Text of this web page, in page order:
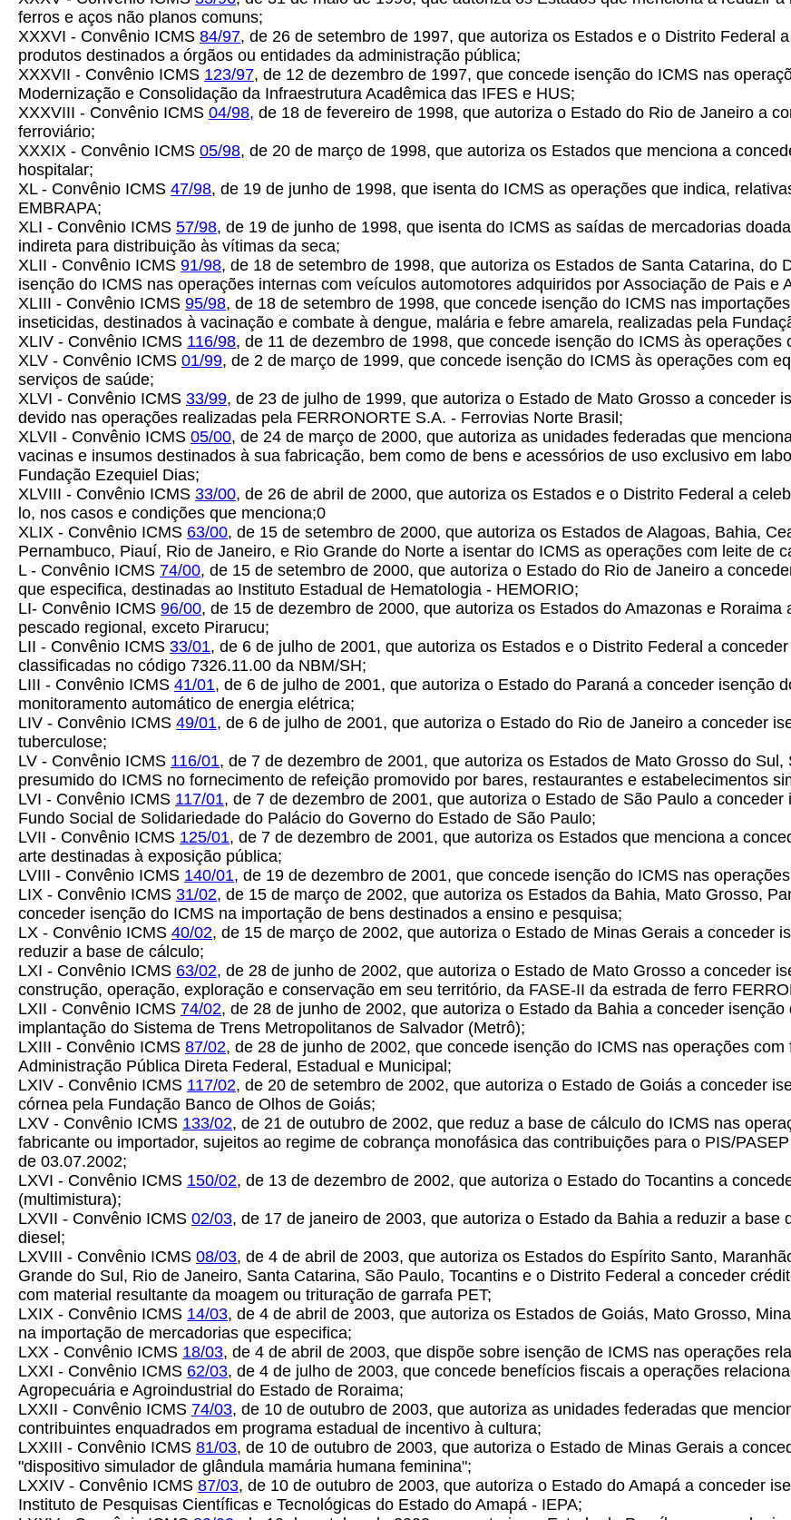
ferros e aços não planos comuns;
XXXVI - Convênio ICMS 84/97, de 26 de setembro de 1997, que autoriza os Estados e o Distrito Federal
produtos destinados a órgãos ou entidades da administração pública;
XXXVII - Convênio ICMS 123/97, de 12 de dezembro de 1997, que concede isenção do ICMS nas
Modernização e Consolidação da Infraestrutura Acadêmica das IFES e HUS;
XXXVIII - Convênio ICMS 04/98, de 18 de fevereiro de 1998, que autoriza o Estado do Rio de Janeiro a
ferroviário;
XXXIX - Convênio ICMS 05/98, de 20 de março de 1998, que autoriza os Estados que menciona a
hospitalar;
XL - Convênio ICMS 47/98, de 19 de junho de 1998, que isenta do ICMS as operações que indica,
EMBRAPA;
XLI - Convênio ICMS 57/98, de 19 de junho de 1998, que isenta do ICMS as saídas de mercadorias
indireta para distribuição às vítimas da seca;
XLII - Convênio ICMS 91/98, de 18 de setembro de 1998, que autoriza os Estados de Santa Catarina,
isenção do ICMS nas operações internas com veículos automotores adquiridos por Associação de Pais e
XLIII - Convênio ICMS 95/98, de 18 de setembro de 1998, que concede isenção do ICMS nas
inseticidas, destinados à vacinação e combate à dengue, malária e febre amarela, realizadas pela
XLIV - Convênio ICMS 116/98, de 11 de dezembro de 1998, que concede isenção do ICMS às operações
XLV - Convênio ICMS 01/99, de 2 de março de 1999, que concede isenção do ICMS às operações com
serviços de saúde;
XLVI - Convênio ICMS 33/99, de 23 de julho de 1999, que autoriza o Estado de Mato Grosso a conceder
devido nas operações realizadas pela FERRONORTE S.A. - Ferrovias Norte Brasil;
XLVII - Convênio ICMS 05/00, de 24 de março de 2000, que autoriza as unidades federadas que
vacinas e insumos destinados à sua fabricação, bem como de bens e acessórios de uso exclusivo em
Fundação Ezequiel Dias;
XLVIII - Convênio ICMS 33/00, de 26 de abril de 2000, que autoriza os Estados e o Distrito Federal a
lo, nos casos e condições que menciona;0
XLIX - Convênio ICMS 63/00, de 15 de setembro de 2000, que autoriza os Estados de Alagoas, Bahia,
Pernambuco, Piauí, Rio de Janeiro, e Rio Grande do Norte a isentar do ICMS as operações com leite de
L - Convênio ICMS 74/00, de 15 de setembro de 2000, que autoriza o Estado do Rio de Janeiro a
que especifica, destinadas ao Instituto Estadual de Hematologia - HEMORIO;
LI- Convênio ICMS 96/00, de 15 de dezembro de 2000, que autoriza os Estados do Amazonas e
pescado regional, exceto Pirarucu;
LII - Convênio ICMS 33/01, de 6 de julho de 2001, que autoriza os Estados e o Distrito Federal a
classificadas no código 7326.11.00 da NBM/SH;
LIII - Convênio ICMS 41/01, de 6 de julho de 2001, que autoriza o Estado do Paraná a conceder isenção
monitoramento automático de energia elétrica;
LIV - Convênio ICMS 49/01, de 6 de julho de 2001, que autoriza o Estado do Rio de Janeiro a conceder
tuberculose;
LV - Convênio ICMS 116/01, de 7 de dezembro de 2001, que autoriza os Estados de Mato Grosso do
presumido do ICMS no fornecimento de refeição promovido por bares, restaurantes e estabelecimentos
LVI - Convênio ICMS 117/01, de 7 de dezembro de 2001, que autoriza o Estado de São Paulo a
Fundo Social de Solidariedade do Palácio do Governo do Estado de São Paulo;
LVII - Convênio ICMS 125/01, de 7 de dezembro de 2001, que autoriza os Estados que menciona a
arte destinadas à exposição pública;
LVIII - Convênio ICMS 140/01, de 19 de dezembro de 2001, que concede isenção do ICMS nas
LIX - Convênio ICMS 31/02, de 15 de março de 2002, que autoriza os Estados da Bahia, Mato Grosso,
conceder isenção do ICMS na importação de bens destinados a ensino e pesquisa;
LX - Convênio ICMS 40/02, de 15 de março de 2002, que autoriza o Estado de Minas Gerais a conceder
reduzir a base de cálculo;
LXI - Convênio ICMS 63/02, de 28 de junho de 2002, que autoriza o Estado de Mato Grosso a conceder
construção, operação, exploração e conservação em seu território, da FASE-II da estrada de ferro
LXII - Convênio ICMS 74/02, de 28 de junho de 2002, que autoriza o Estado da Bahia a conceder
implantação do Sistema de Trens Metropolitanos de Salvador (Metrô);
LXIII - Convênio ICMS 87/02, de 28 de junho de 2002, que concede isenção do ICMS nas operações
Administração Pública Direta Federal, Estadual e Municipal;
LXIV - Convênio ICMS 117/02, de 20 de setembro de 2002, que autoriza o Estado de Goiás a conceder
córnea pela Fundação Banco de Olhos de Goiás;
LXV - Convênio ICMS 133/02, de 21 de outubro de 2002, que reduz a base de cálculo do ICMS nas
fabricante ou importador, sujeitos ao regime de cobrança monofásica das contribuições para o PIS/
de 03.07.2002;
LXVI - Convênio ICMS 150/02, de 13 de dezembro de 2002, que autoriza o Estado do Tocantins a
(multimistura);
LXVII - Convênio ICMS 02/03, de 17 de janeiro de 2003, que autoriza o Estado da Bahia a reduzir a
diesel;
LXVIII - Convênio ICMS 08/03, de 4 de abril de 2003, que autoriza os Estados do Espírito Santo,
Grande do Sul, Rio de Janeiro, Santa Catarina, São Paulo, Tocantins e o Distrito Federal a conceder
com material resultante da moagem ou trituração de garrafa PET;
LXIX - Convênio ICMS 14/03, de 4 de abril de 2003, que autoriza os Estados de Goiás, Mato Grosso,
na importação de mercadorias que especifica;
LXX - Convênio ICMS 18/03, de 4 de abril de 2003, que dispõe sobre isenção de ICMS nas operações
LXXI - Convênio ICMS 62/03, de 4 de julho de 2003, que concede benefícios fiscais a operações
Agropecuária e Agroindustrial do Estado de Roraima;
LXXII - Convênio ICMS 74/03, de 10 de outubro de 2003, que autoriza as unidades federadas que
contribuintes enquadrados em programa estadual de incentivo à cultura;
LXXIII - Convênio ICMS 81/03, de 10 de outubro de 2003, que autoriza o Estado de Minas Gerais a
"dispositivo simulador de glândula mamária humana feminina";
LXXIV - Convênio ICMS 87/03, de 10 de outubro de 2003, que autoriza o Estado do Amapá a conceder
Instituto de Pesquisas Científicas e Tecnológicas do Estado do Amapá - IEPA;